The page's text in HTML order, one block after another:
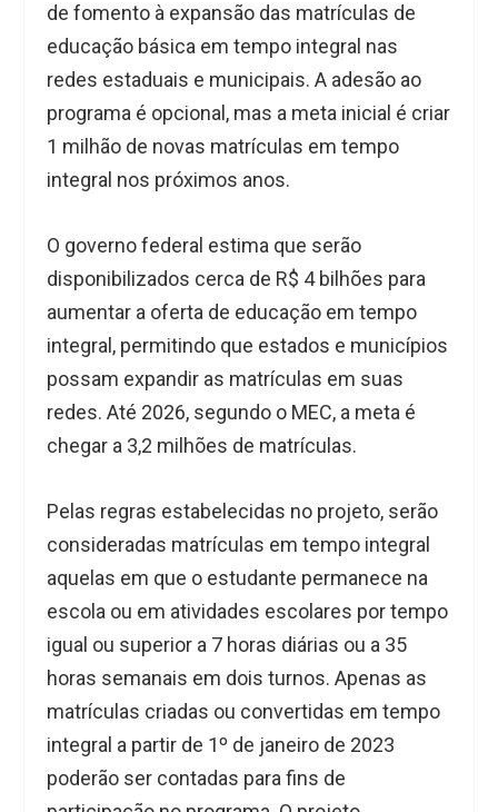
de fomento à expansão das matrículas de
educação básica em tempo integral nas
redes estaduais e municipais. A adesão ao
programa é opcional, mas a meta inicial é criar
1 milhão de novas matrículas em tempo
integral nos próximos anos.
O governo federal estima que serão
disponibilizados cerca de R$ 4 bilhões para
aumentar a oferta de educação em tempo
integral, permitindo que estados e municípios
possam expandir as matrículas em suas
redes. Até 2026, segundo o MEC, a meta é
chegar a 3,2 milhões de matrículas.
Pelas regras estabelecidas no projeto, serão
consideradas matrículas em tempo integral
aquelas em que o estudante permanece na
escola ou em atividades escolares por tempo
igual ou superior a 7 horas diárias ou a 35
horas semanais em dois turnos. Apenas as
matrículas criadas ou convertidas em tempo
integral a partir de 1º de janeiro de 2023
poderão ser contadas para fins de